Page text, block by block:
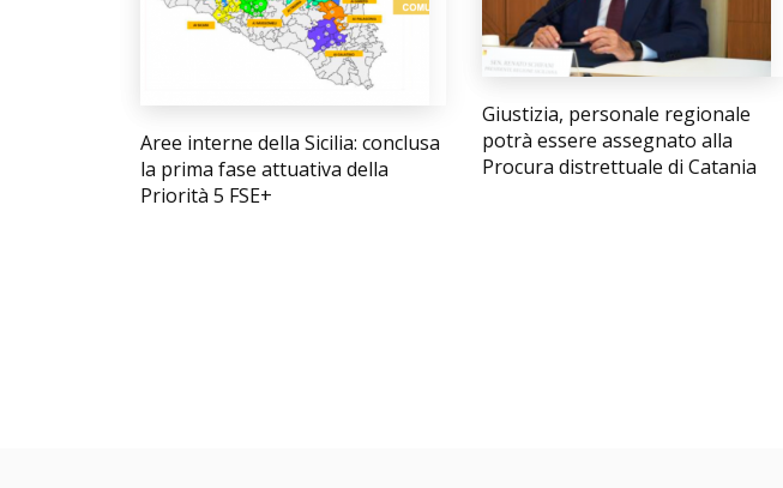
Aree interne della Sicilia: conclusa
la prima fase attuativa della
Priorità 5 FSE+
Giustizia, personale regionale
potrà essere assegnato alla
Procura distrettuale di Catania